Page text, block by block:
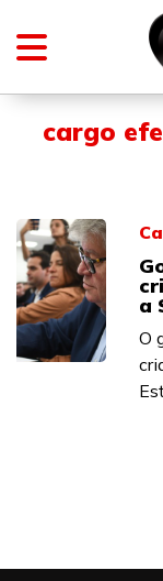
cargo
a
O